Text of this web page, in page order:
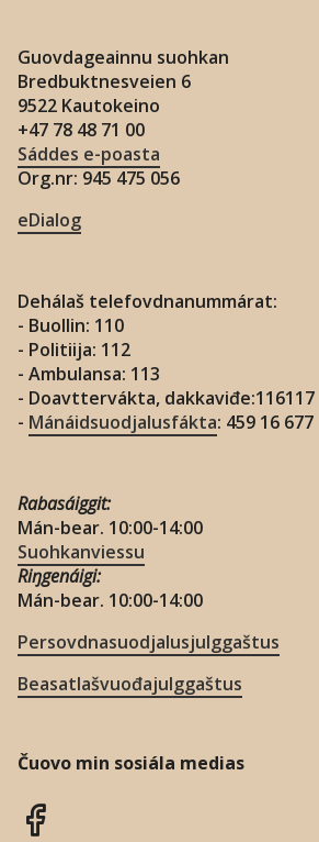
Guovdageainnu suohkan
Bredbuktnesveien 6
9522 Kautokeino
+47 78 48 71 00
Sáddes e-poasta
Org.nr: 945 475 056
eDialog
Dehálaš telefovdnanummárat:
- Buollin: 110
- Politiija: 112
- Ambulansa: 113
- Doavttervákta, dakkaviđe:116117
- Mánáidsuodjalusfákta: 459 16 677
Rabasáiggit:
Mán-bear. 10:00-14:00
Suohkanviessu
Riŋgenáigi:
Mán-bear. 10:00-14:00
Persovdnasuodjalusjulggaštus
Beasatlašvuođajulggaštus
Čuovo min sosiála medias